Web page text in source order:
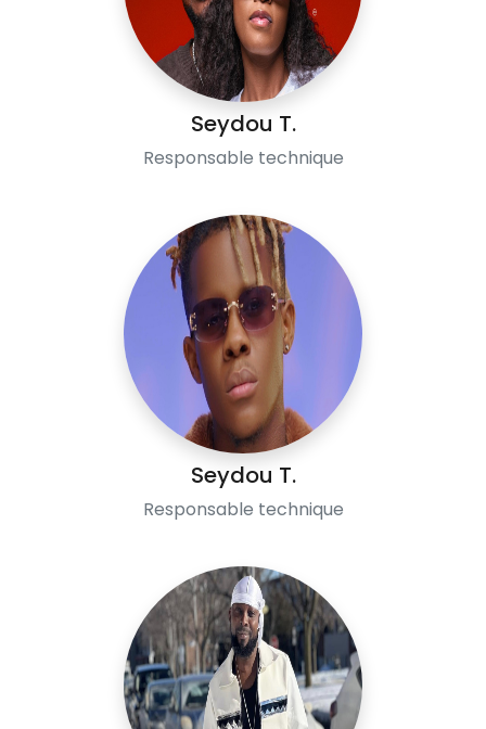
Seydou T.
Responsable technique
Seydou T.
Responsable technique